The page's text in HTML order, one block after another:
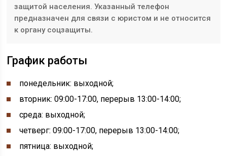
защитой населения. Указанный телефон
предназначен для связи с юристом и не относится
к органу соцзащиты.
График работы
понедельник: выходной;
вторник: 09:00-17:00, перерыв 13:00-14:00;
среда: выходной;
четверг: 09:00-17:00, перерыв 13:00-14:00;
пятница: выходной;